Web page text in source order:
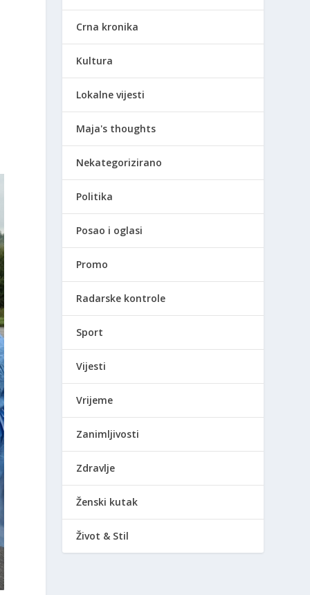
Crna kronika
Kultura
Lokalne vijesti
Maja's thoughts
Nekategorizirano
Politika
Posao i oglasi
Promo
Radarske kontrole
Sport
Vijesti
Vrijeme
Zanimljivosti
Zdravlje
Ženski kutak
Život & Stil